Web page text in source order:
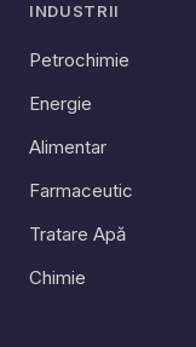
INDUSTRII
Petrochimie
Energie
Alimentar
Farmaceutic
Tratare Apă
Chimie